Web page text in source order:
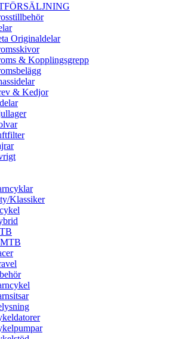
Originaldelar
& Kopplingsgrepp
& Kedjor
Klassiker